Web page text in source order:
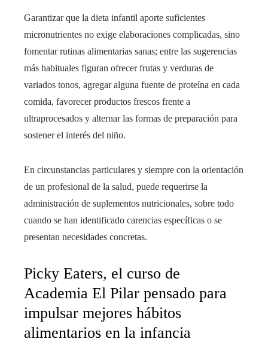
Garantizar que la dieta infantil aporte suficientes
micronutrientes no exige elaboraciones complicadas, sino
fomentar rutinas alimentarias sanas; entre las sugerencias
más habituales figuran ofrecer frutas y verduras de
variados tonos, agregar alguna fuente de proteína en cada
comida, favorecer productos frescos frente a
ultraprocesados y alternar las formas de preparación para
sostener el interés del niño.
En circunstancias particulares y siempre con la orientación
de un profesional de la salud, puede requerirse la
administración de suplementos nutricionales, sobre todo
cuando se han identificado carencias específicas o se
presentan necesidades concretas.
Picky Eaters, el curso de
Academia El Pilar pensado para
impulsar mejores hábitos
alimentarios en la infancia